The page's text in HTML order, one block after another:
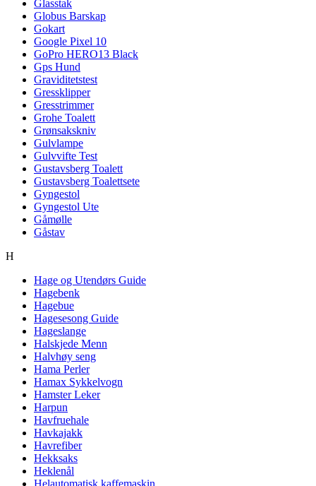
Glasstak
Globus Barskap
Gokart
Google Pixel 10
GoPro HERO13 Black
Gps Hund
Graviditetstest
Gressklipper
Gresstrimmer
Grohe Toalett
Grønsakskniv
Gulvlampe
Gulvvifte Test
Gustavsberg Toalett
Gustavsberg Toalettsete
Gyngestol
Gyngestol Ute
Gåmølle
Gåstav
H
Hage og Utendørs Guide
Hagebenk
Hagebue
Hagesesong Guide
Hageslange
Halskjede Menn
Halvhøy seng
Hama Perler
Hamax Sykkelvogn
Hamster Leker
Harpun
Havfruehale
Havkajakk
Havrefiber
Hekksaks
Heklenål
Helautomatisk kaffemaskin